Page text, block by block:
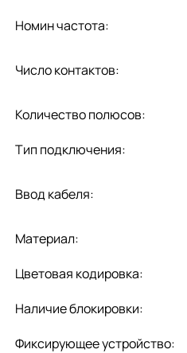
Номин частота:
Число контактов:
Количество полюсов:
Тип подключения:
Ввод кабеля:
Материал:
Цветовая кодировка:
Наличие блокировки:
Фиксирующее устройство: